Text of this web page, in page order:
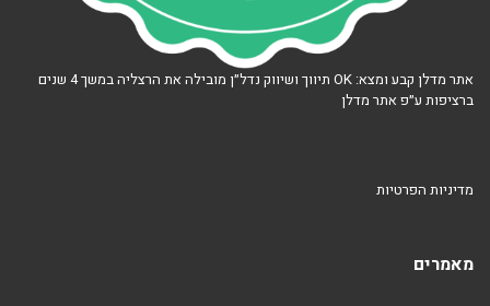
אתר מדלן קבע ומצא: OK תיווך ושיווק נדל״ן מובילה את הרצליה במשך 4 שנים
ברציפות ע״פ אתר מדלן
מדיניות הפרטיות
מאמרים